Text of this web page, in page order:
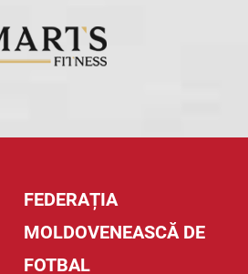
FEDERAȚIA
MOLDOVENEASCĂ DE
FOTBAL